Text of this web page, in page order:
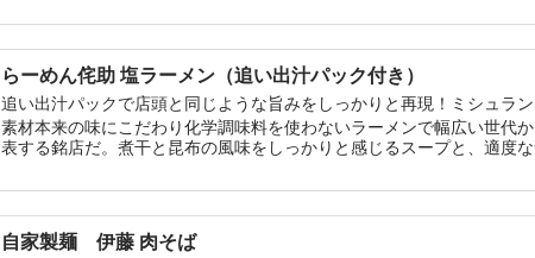
らーめん侘助 塩ラーメン（追い出汁パック付き）
追い出汁パックで店頭と同じような旨みをしっかりと再現！ミシュラ
素材本来の味にこだわり化学調味料を使わないラーメンで幅広い世代
表する銘店だ。煮干と昆布の風味をしっかりと感じるスープと、適度
自家製麺 伊藤 肉そば